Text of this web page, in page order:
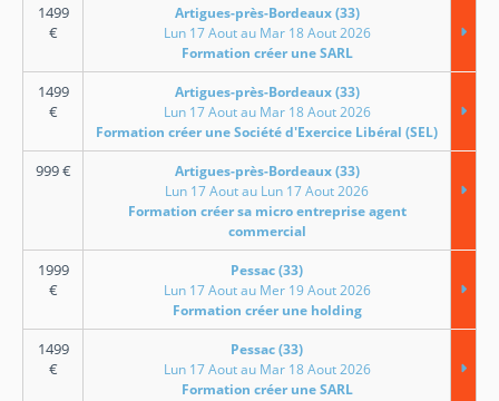
1499
€
Artigues-près-Bordeaux (33)
Lun 17 Aout au Mar 18 Aout 2026
Formation créer une SARL
1499
€
Artigues-près-Bordeaux (33)
Lun 17 Aout au Mar 18 Aout 2026
Formation créer une Société d'Exercice Libéral (SEL)
999€
Artigues-près-Bordeaux (33)
Lun 17 Aout au Lun 17 Aout 2026
Formation créer sa micro entreprise agent
commercial
1999
€
Pessac (33)
Lun 17 Aout au Mer 19 Aout 2026
Formation créer une holding
1499
€
Pessac (33)
Lun 17 Aout au Mar 18 Aout 2026
Formation créer une SARL